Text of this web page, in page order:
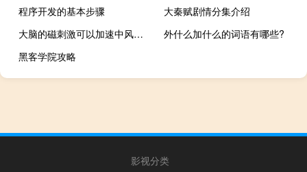
程序开发的基本步骤
大秦赋剧情分集介绍
大脑的磁刺激可以加速中风恢复
外什么加什么的词语有哪些?
黑客学院攻略
影视分类